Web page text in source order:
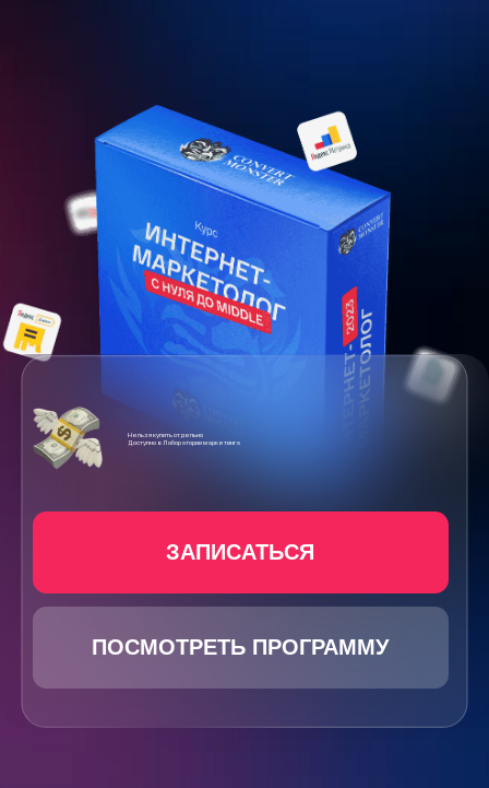
Нельзя купить отдельно
Доступно в Лаборатории маркетинга
ЗАПИСАТЬСЯ
ПОСМОТРЕТЬ ПРОГРАММУ